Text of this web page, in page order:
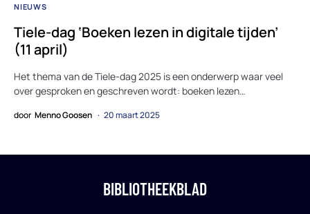
NIEUWS
Tiele-dag ‘Boeken lezen in digitale tijden’
(11 april)
Het thema van de Tiele-dag 2025 is een onderwerp waar veel
over gesproken en geschreven wordt: boeken lezen…
door Menno Goosen 20 maart 2025
BIBLIOTHEEKBLAD